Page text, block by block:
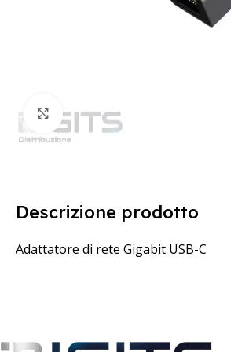
Clicca per ingrandire
Descrizione prodotto
Adattatore di rete Gigabit USB-C